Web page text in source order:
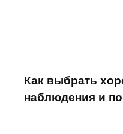
Как выбрать
наблюдения и